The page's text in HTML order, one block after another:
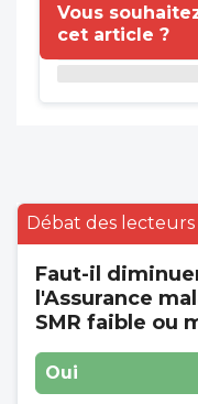
Vous
cet article ?
Débat des lecteurs
Faut-il
l'Assurance
SMR faible ou
Oui